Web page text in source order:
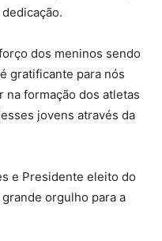
dos meninos sendo
gratificante para nós
formação dos atletas
jovens através da
e Presidente eleito do
orgulho para a